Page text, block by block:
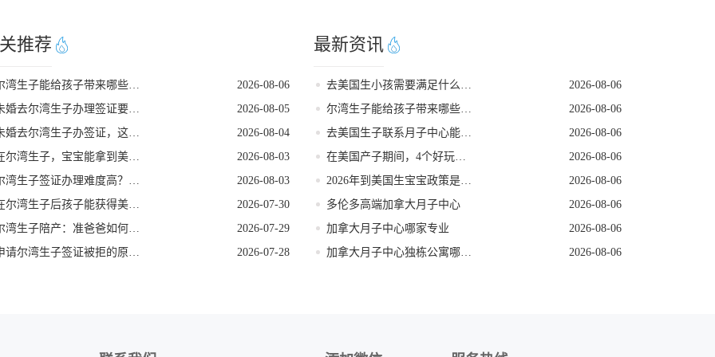
推荐
尔湾生子能给孩子带来哪些长期红利
2026-08-06
未婚去尔湾生子办理签证要留意的细节
2026-08-05
未婚去尔湾生子办签证，这些核心要点需牢记
2026-08-04
在尔湾生子，宝宝能拿到美国国籍吗
2026-08-03
尔湾生子签证办理难度高？实用破局指南来了
2026-08-03
在尔湾生子后孩子能获得美籍身份吗
2026-07-30
尔湾生子陪产：准爸爸如何守护孕妈
2026-07-29
申请尔湾生子签证被拒的原因是什么
2026-07-28
最新资讯
去美国生小孩需要满足什么条件
2026-08-06
尔湾生子能给孩子带来哪些长期红利
2026-08-06
去美国生子联系月子中心能解锁哪些省心服务
2026-08-06
在美国产子期间，4个好玩的低强度打卡地
2026-08-06
2026年到美国生宝宝政策是否发生变动
2026-08-06
多伦多高端加拿大月子中心
2026-08-06
加拿大月子中心哪家专业
2026-08-06
加拿大月子中心独栋公寓哪家好
2026-08-06